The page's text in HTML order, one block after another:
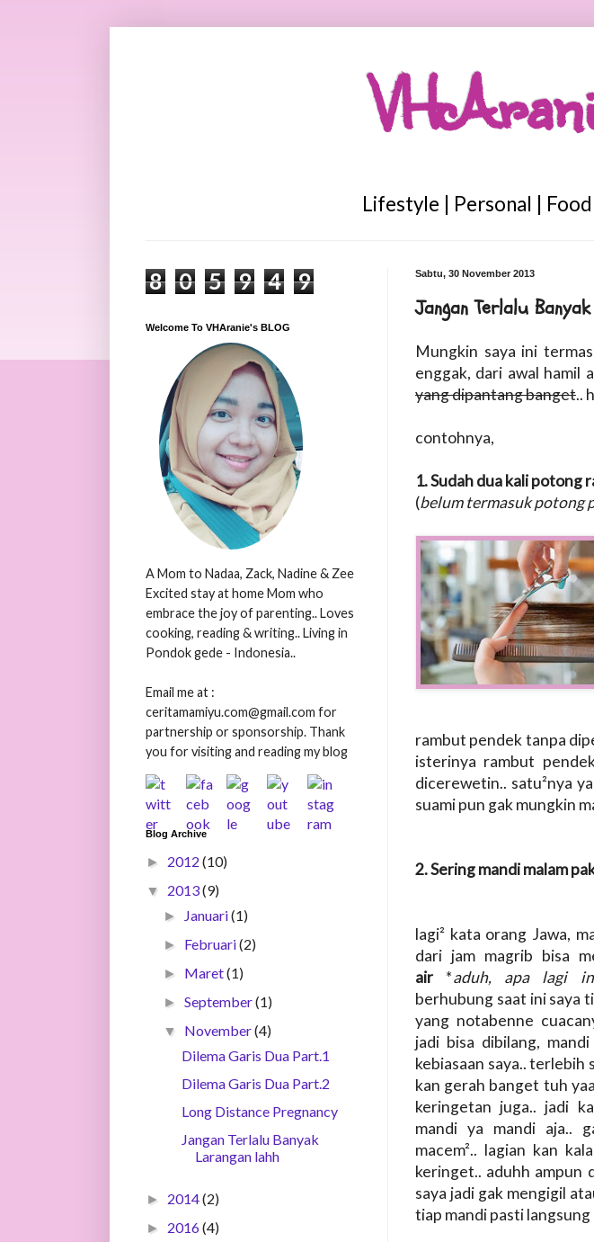
Lifestyle | Personal |
Sabtu, 30 November 2013
Jangan Terlalu
Mungkin saya ini
enggak, dari awal hamil
yang dipantang banget..
contohnya,
1. Sudah dua kali potong
(belum termasuk potong
rambut pendek tanpa
isterinya rambut
dicerewetin.. satu²nya
suami pun gak mungkin
2. Sering mandi malam
lagi² kata orang Jawa,
dari jam magrib bisa
air*aduh, apa lagi
berhubung saat ini saya
yang notabenne
jadi bisa dibilang,
kebiasaan saya.. terlebih
kan gerah banget tuh
keringetan juga.. jadi
mandi ya mandi aja..
macem².. lagian kan
keringet.. aduhh ampun
saya jadi gak mengigil
tiap mandi pasti
8 0 5 9 4 9
Welcome To VHAranie's BLOG
A Mom to Nadaa, Zack, Nadine & Zee
Excited stay at home Mom who
embrace the joy of parenting.. Loves
cooking, reading & writing.. Living in
Pondok gede - Indonesia..
Email me at :
ceritamamiyu.com@gmail.com for
partnership or sponsorship. Thank
you for visiting and reading my blog
Blog Archive
► 2012 (10)
▼ 2013(9)
► Januari(1)
► Februari(2)
► Maret(1)
►September(1)
▼ November(4)
Dilema Garis Dua Part.1
Dilema Garis Dua Part.2
Long Distance Pregnancy
Jangan Terlalu Banyak
Larangan lahh
► 2014(2)
► 2016(4)